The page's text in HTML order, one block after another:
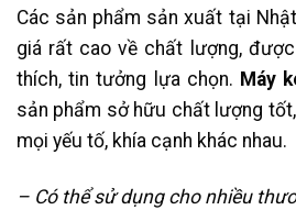
Các sản phẩm sản xuất tại
giá rất cao về chất lượng,
thích, tin tưởng lựa chọn. Máy
sản phẩm sở hữu chất lượng
mọi yếu tố, khía cạnh khác nhau.
– Có thể sử dụng cho nhiều